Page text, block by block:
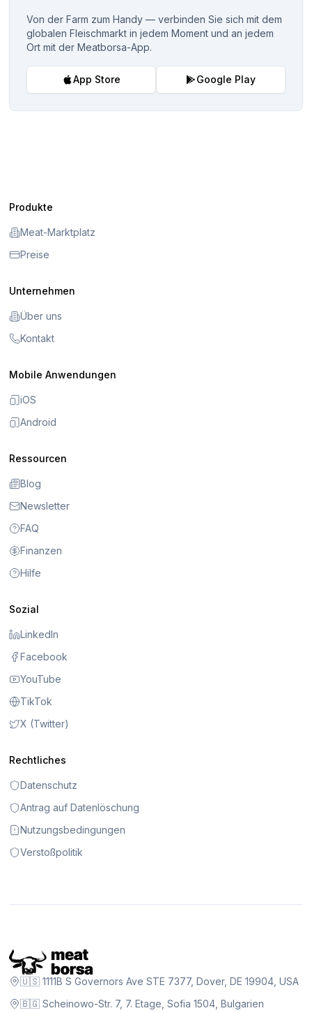
Von der Farm zum Handy — verbinden Sie sich mit dem
globalen Fleischmarkt in jedem Moment und an jedem
Ort mit der Meatborsa-App.
App Store Google Play
Produkte
Meat-Marktplatz
Preise
Unternehmen
Über uns
Kontakt
Mobile Anwendungen
iOS
Android
Ressourcen
Blog
Newsletter
FAQ
Finanzen
Hilfe
Sozial
LinkedIn
Facebook
YouTube
TikTok
X (Twitter)
Rechtliches
Datenschutz
Antrag auf Datenlöschung
Nutzungsbedingungen
Verstoßpolitik
🇺🇸 1111B S Governors Ave STE 7377, Dover, DE 19904, USA
🇧🇬 Scheinowo-Str. 7, 7. Etage, Sofia 1504, Bulgarien